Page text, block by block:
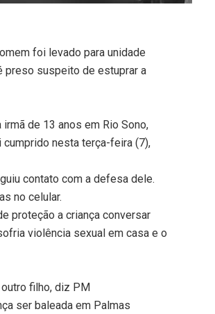
foi levado para unidade
preso suspeito de estuprar a
de 13 anos em Rio Sono,
nesta terça-feira (7),
contato com a defesa dele.
no celular.
proteção a criança conversar
violência sexual em casa e o
filho, diz PM
ser baleada em Palmas